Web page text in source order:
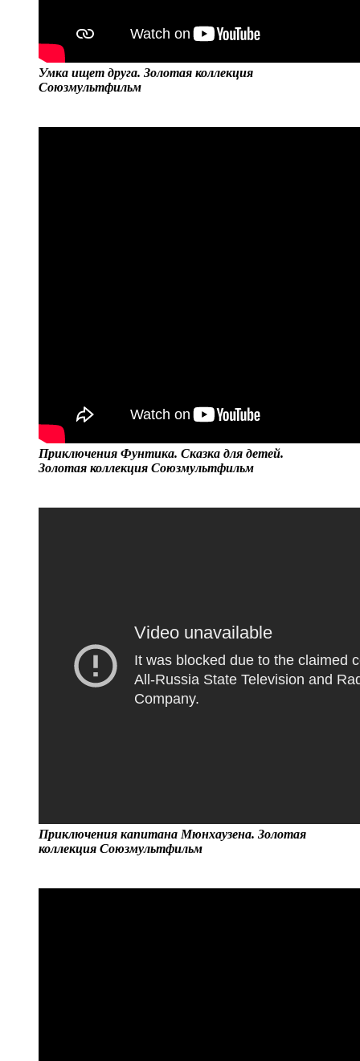
Умка ищет друга. Золотая коллекция
Союзмультфильм
Приключения Фунтика. Сказка для детей.
Золотая коллекция Союзмультфильм
Приключения капитана Мюнхаузена. Золотая
коллекция Союзмультфильм